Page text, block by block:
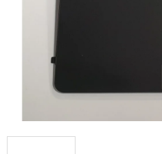
hvězdiček.